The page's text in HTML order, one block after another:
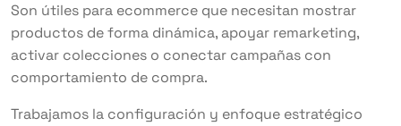
Son útiles para ecommerce que necesitan mostrar
productos de forma dinámica, apoyar remarketing,
activar colecciones o conectar campañas con
comportamiento de compra.
Trabajamos la configuración y enfoque estratégico